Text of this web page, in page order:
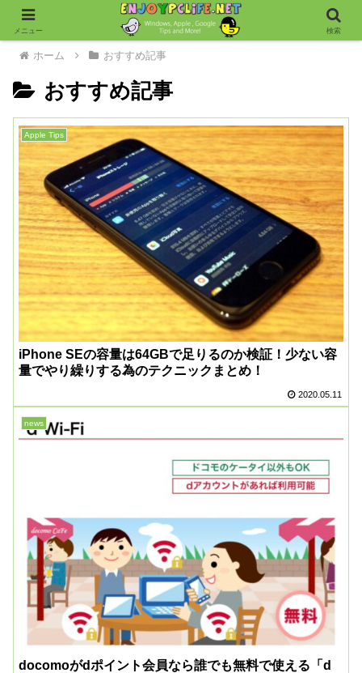
ホーム おすすめ記事
おすすめ記事
Apple Tips
iPhone SEの容量は64GBで足りるのか検証！少ない容
量でやり繰りする為のテクニックまとめ！
2020.05.11
news
docomoがdポイント会員なら誰でも無料で使える「d
メニュー 検索